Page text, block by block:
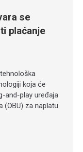
se
plaćanje
koja će
and-play uređaja
(OBU) za naplatu